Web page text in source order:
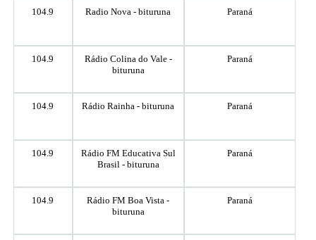
104.9 Radio Nova - bituruna Paraná
104.9
Rádio Colina do Vale -
bituruna
Paraná
104.9 Rádio Rainha - bituruna Paraná
104.9
Rádio FM Educativa Sul
Brasil - bituruna
Paraná
104.9
Rádio FM Boa Vista -
bituruna
Paraná